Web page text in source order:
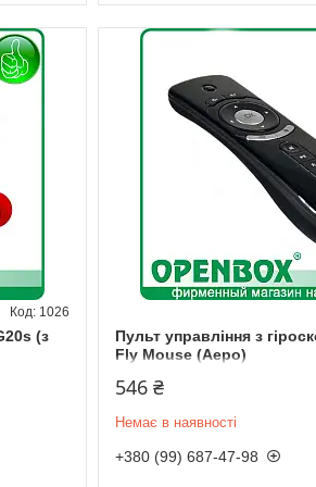
(з
1026
Пульт управління з
Fly Mouse (Аеро)
546 ₴
Немає в наявності
+380 (99) 687-47-98